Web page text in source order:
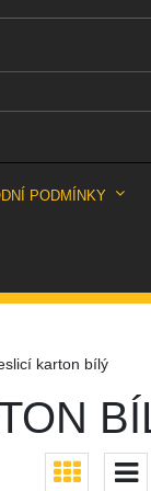
PODMÍNKY
karton bílý